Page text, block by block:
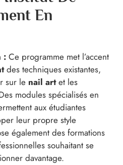
En
: Ce programme met l’accent
des techniques existantes,
sur le nail artet les
modules spécialisés en
aux étudiantes
leur propre style
également des formations
souhaitant se
davantage.